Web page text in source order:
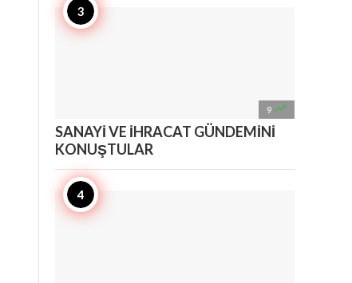
9 
SANAYİ VE İHRACAT GÜNDEMİNİ
KONUŞTULAR